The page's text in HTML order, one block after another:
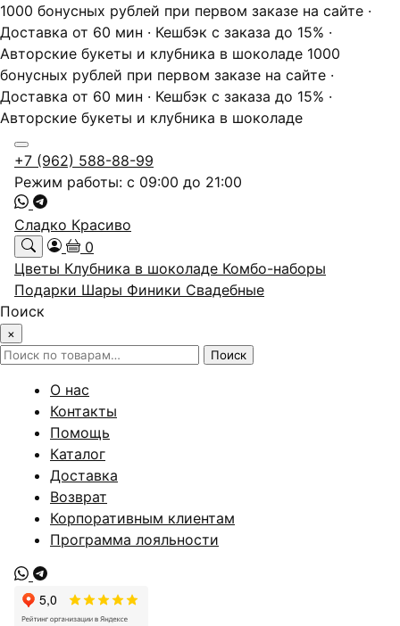
1000 бонусных рублей при первом заказе на сайте ·
Доставка от 60 мин · Кешбэк с заказа до 15% ·
Авторские букеты и клубника в шоколаде 1000
бонусных рублей при первом заказе на сайте ·
Доставка от 60 мин · Кешбэк с заказа до 15% ·
Авторские букеты и клубника в шоколаде
+7 (962) 588-88-99
Режим работы: с 09:00 до 21:00
Сладко Красиво
0
Цветы Клубника в шоколаде Комбо-наборы
Подарки Шары Финики Свадебные
Поиск
×
Искать: Поиск
О нас
Контакты
Помощь
Каталог
Доставка
Возврат
Корпоративным клиентам
Программа лояльности